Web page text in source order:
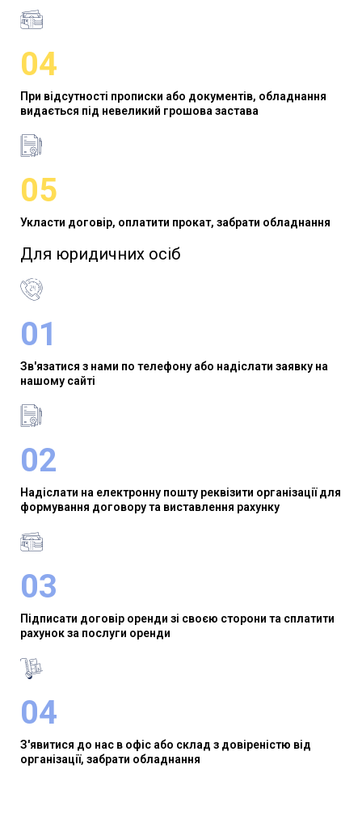
04
При відсутності прописки або документів, обладнання
видається під невеликий грошова застава
05
Укласти договір, оплатити прокат, забрати обладнання
Для юридичних осіб​
01
Зв'язатися з нами по телефону або надіслати заявку на
нашому сайті
02
Надіслати на електронну пошту реквізити організації для
формування договору та виставлення рахунку
03
Підписати договір оренди зі своєю сторони та сплатити
рахунок за послуги оренди
04
З'явитися до нас в офіс або склад з довіреністю від
організації, забрати обладнання